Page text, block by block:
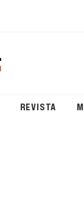
REVISTA